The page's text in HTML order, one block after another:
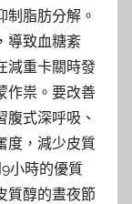
制脂肪分解。
導致血糖紊
減重卡關時發
作祟。要改善
式深呼吸、
度，減少皮質
小時的優質
質醇的晝夜節